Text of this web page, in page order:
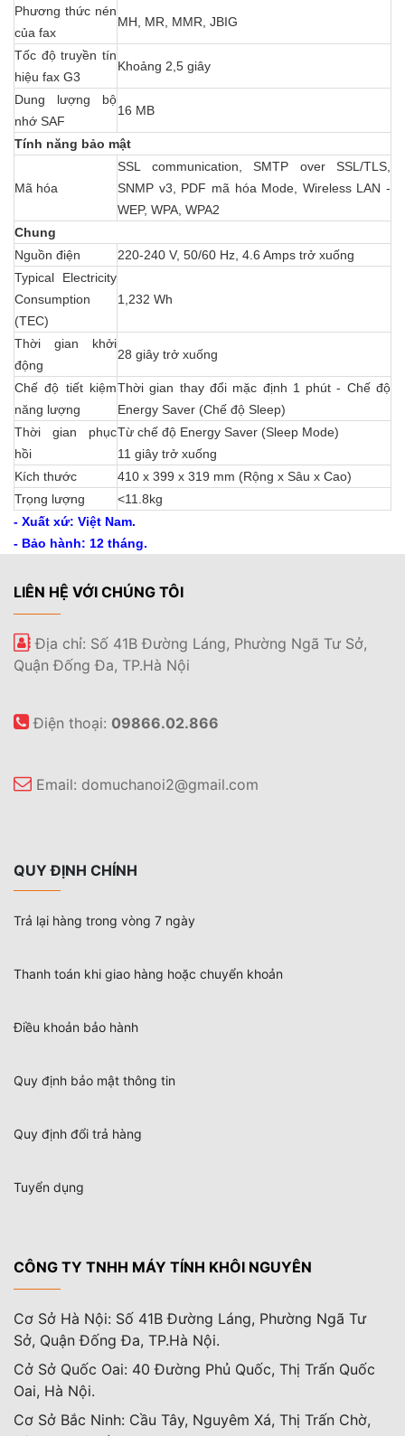
Phương thức nén
của fax
MH, MR, MMR, JBIG
Tốc độ truyền tín
hiệu fax G3
Khoảng 2,5 giây
Dung lượng bộ
nhớ SAF
16 MB
Tính năng bảo mật
Mã hóa
SSL communication, SMTP over SSL/TLS,
SNMP v3, PDF mã hóa Mode, Wireless LAN -
WEP, WPA, WPA2
Chung
Nguồn điện
220-240 V, 50/60 Hz, 4.6 Amps trở xuống
Typical Electricity
Consumption
(TEC)
1,232 Wh
Thời gian khởi
động
28 giây trở xuống
Chế độ tiết kiệm
năng lượng
Thời gian thay đổi mặc định 1 phút - Chế độ
Energy Saver (Chế độ Sleep)
Thời gian phục
hồi
Từ chế độ Energy Saver (Sleep Mode)
11 giây trở xuống
Kích thước
410 x 399 x 319 mm (Rộng x Sâu x Cao)
Trọng lượng
<11.8kg
- Xuất xứ: Việt Nam.
- Bảo hành: 12 tháng.
LIÊN HỆ VỚI CHÚNG TÔI
Địa chỉ: Số 41B Đường Láng, Phường Ngã Tư Sở,
Quận Đống Đa, TP.Hà Nội
Điện thoại: 09866.02.866
Email: domuchanoi2@gmail.com
QUY ĐỊNH CHÍNH
Trả lại hàng trong vòng 7 ngày
Thanh toán khi giao hàng hoặc chuyển khoản
Điều khoản bảo hành
Quy định bảo mật thông tin
Quy định đổi trả hàng
Tuyển dụng
CÔNG TY TNHH MÁY TÍNH KHÔI NGUYÊN
Cơ Sở Hà Nội: Số 41B Đường Láng, Phường Ngã Tư
Sở, Quận Đống Đa, TP.Hà Nội.
Cở Sở Quốc Oai: 40 Đường Phủ Quốc, Thị Trấn Quốc
Oai, Hà Nội.
Cơ Sở Bắc Ninh: Cầu Tây, Nguyêm Xá, Thị Trấn Chờ,